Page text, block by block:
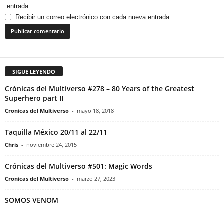
entrada.
Recibir un correo electrónico con cada nueva entrada.
SIGUE LEYENDO
Crónicas del Multiverso #278 – 80 Years of the Greatest
Superhero part II
Cronicas del Multiverso - mayo 18, 2018
Taquilla México 20/11 al 22/11
Chris - noviembre 24, 2015
Crónicas del Multiverso #501: Magic Words
Cronicas del Multiverso - marzo 27, 2023
SOMOS VENOM